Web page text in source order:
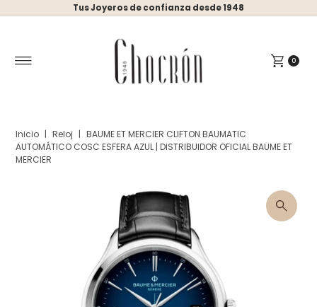
Ir directamente al contenido
Tus Joyeros de confianza desde 1948
0
Inicio | Reloj | BAUME ET MERCIER CLIFTON BAUMATIC
AUTOMÁTICO COSC ESFERA AZUL | DISTRIBUIDOR OFICIAL BAUME ET
MERCIER